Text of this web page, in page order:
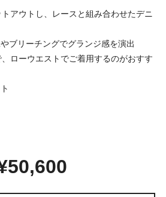
アウトし、レースと組み合わせたデニ
ブリーチングでグランジ感を演出
ローウエストでご着用するのがおすす